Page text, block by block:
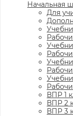
Начальная
Для
ВПР 1
ВПР 2
ВПР 3